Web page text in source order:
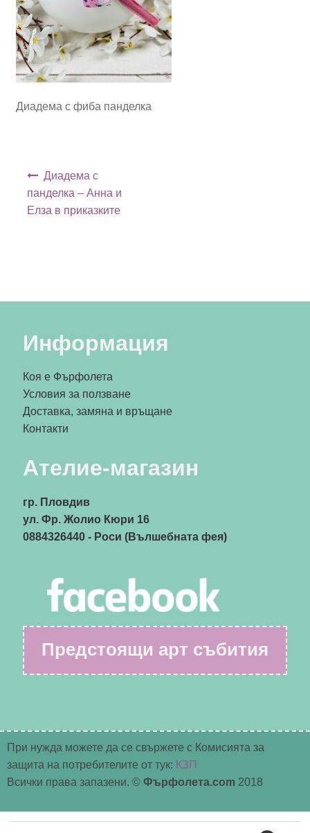
Диадема с фиба панделка
Диадема с
панделка – Анна и
Елза в приказките
Информация
Коя е Фърфолета
Условия за ползване
Доставка, замяна и връщане
Контакти
Ателие-магазин
гр. Пловдив
ул. Фр. Жолио Кюри 16
0884326440- Роси (Вълшебната фея)
Предстоящи арт събития
При нужда можете да се свържете с Комисията за
защита на потребителите от тук: КЗП
Всички права запазени. © Фърфолета.com 2018